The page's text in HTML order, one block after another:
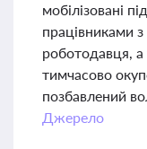
мобілізовані
працівниками
роботодавця, а
тимчасово
позбавлений
Джерело